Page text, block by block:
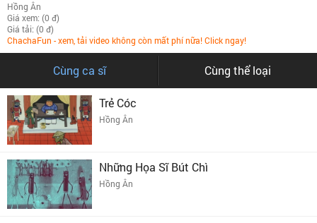
Hồng Ân
Giá xem: (0 đ)
Giá tải: (0 đ)
ChachaFun - xem, tải video không còn mất phí nữa! Click ngay!
Cùng ca sĩ Cùng thể loại
Trẻ Cóc
Hồng Ân
Những Họa Sĩ Bút Chì
Hồng Ân